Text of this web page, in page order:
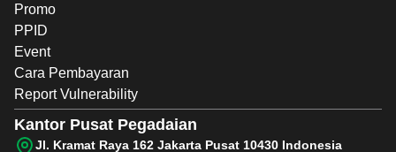
Promo
PPID
Event
Cara Pembayaran
Report Vulnerability
Kantor Pusat Pegadaian
Jl. Kramat Raya 162 Jakarta Pusat 10430 Indonesia